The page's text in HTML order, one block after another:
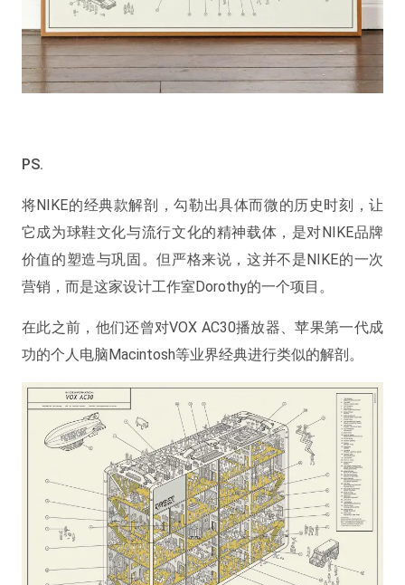
PS.
将NIKE的经典款解剖，勾勒出具体而微的历史时刻，让
它成为球鞋文化与流行文化的精神载体，是对NIKE品牌
价值的塑造与巩固。但严格来说，这并不是NIKE的一次
营销，而是这家设计工作室Dorothy的一个项目。
在此之前，他们还曾对VOX AC30播放器、苹果第一代成
功的个人电脑Macintosh等业界经典进行类似的解剖。